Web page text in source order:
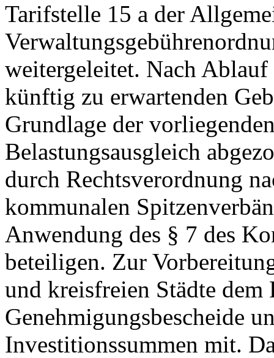
Tarifstelle 15 a der
weitergeleitet. Nach
künftig zu erwartenden
Grundlage der
Belastungsausgleich
durch Rechtsverordnung
kommunalen
Anwendung des § 7 des
beteiligen. Zur
und kreisfreien Städte dem
Genehmigungsbescheide
Investitionssummen mit.